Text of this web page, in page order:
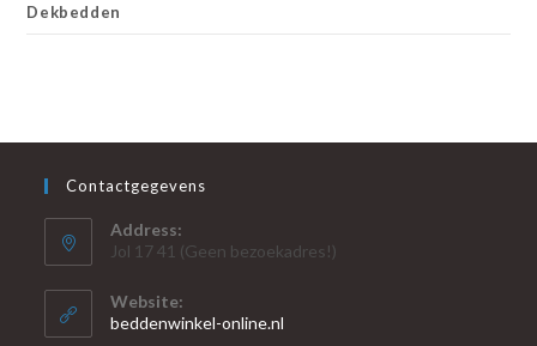
Dekbedden
Contactgegevens
Address:
Jol 17 41 (Geen bezoekadres!)
Website:
beddenwinkel-online.nl